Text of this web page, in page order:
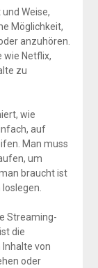
Weise,
Möglichkeit,
anzuhören.
wie Netflix,
zu
wie
auf
Man muss
um
braucht ist
Streaming-
die
von
oder